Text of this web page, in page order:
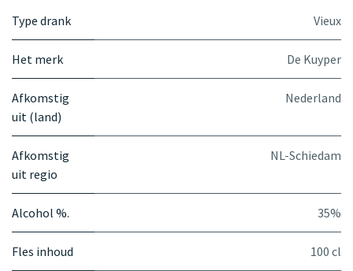
Type drank Vieux
Het merk De Kuyper
Afkomstig
uit (land)
Nederland
Afkomstig
uit regio
NL-Schiedam
Alcohol %. 35%
Fles inhoud 100 cl